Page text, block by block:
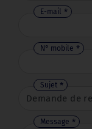
E-mail
N° mobile
Sujet
Message